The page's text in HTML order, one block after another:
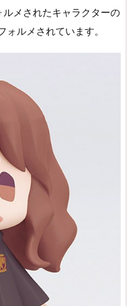
メされたキャラクターの
ルメされています。